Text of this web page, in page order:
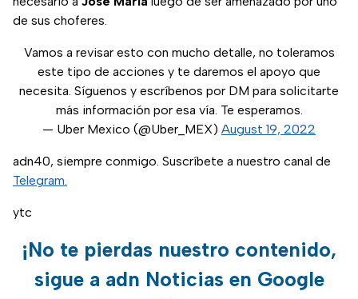
de sus choferes.
Vamos a revisar esto con mucho detalle, no toleramos
este tipo de acciones y te daremos el apoyo que
necesita. Síguenos y escríbenos por DM para solicitarte
más información por esa vía. Te esperamos.
— Uber Mexico (@Uber_MEX) August 19, 2022
adn40, siempre conmigo. Suscríbete a nuestro canal de
Telegram.
ytc
¡No te pierdas nuestro contenido,
sigue a adn Noticias en Google